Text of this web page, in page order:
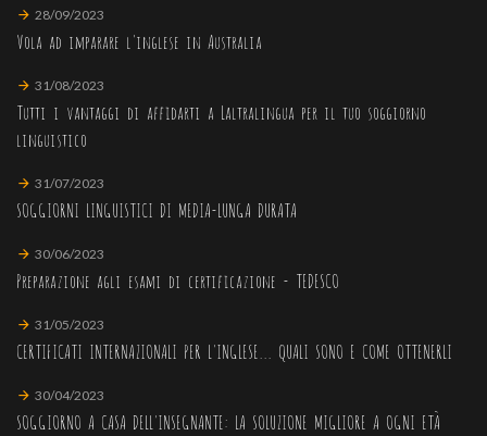
28/09/2023
Vola ad imparare l'inglese in Australia
31/08/2023
Tutti i vantaggi di affidarti a Laltralingua per il tuo soggiorno
linguistico
31/07/2023
SOGGIORNI LINGUISTICI DI MEDIA-LUNGA DURATA
30/06/2023
Preparazione agli esami di certificazione - TEDESCO
31/05/2023
CERTIFICATI INTERNAZIONALI PER L'INGLESE... QUALI SONO E COME OTTENERLI
30/04/2023
SOGGIORNO A CASA DELL'INSEGNANTE: LA SOLUZIONE MIGLIORE A OGNI ETÀ